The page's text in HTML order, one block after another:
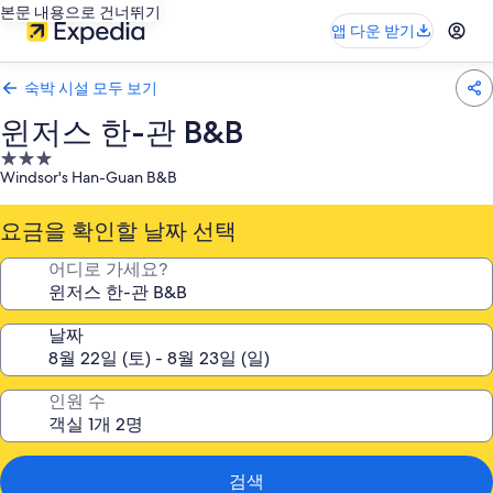
본문 내용으로 건너뛰기
앱 다운 받기
숙박 시설 모두 보기
윈저스 한-관 B&B
3.0
성
급
숙
박
설
Windsor's Han-Guan B&B
요금을 확인할 날짜 선택
어디로 가세요?
날짜
인원 수
검색